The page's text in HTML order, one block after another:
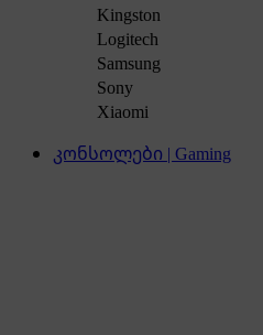
Kingston
Logitech
Samsung
Sony
Xiaomi
კონსოლები | Gaming